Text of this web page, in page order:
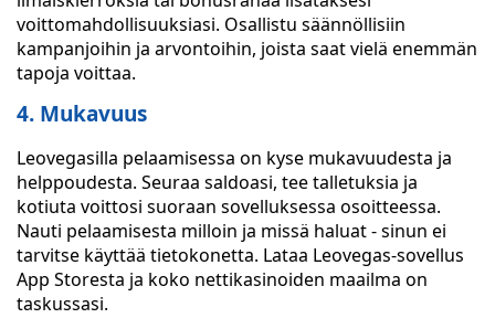
voittomahdollisuuksiasi. Osallistu säännöllisiin
kampanjoihin ja arvontoihin, joista saat vielä enemmän
tapoja voittaa.
4. Mukavuus
Leovegasilla pelaamisessa on kyse mukavuudesta ja
helppoudesta. Seuraa saldoasi, tee talletuksia ja
kotiuta voittosi suoraan sovelluksessa osoitteessa.
Nauti pelaamisesta milloin ja missä haluat - sinun ei
tarvitse käyttää tietokonetta. Lataa Leovegas-sovellus
App Storesta ja koko nettikasinoiden maailma on
taskussasi.